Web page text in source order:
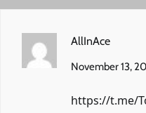
AllInAce
November 13,
https://t.me/